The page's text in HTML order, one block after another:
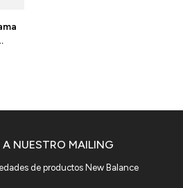
A NUESTRO MAILING
de productos New Balance